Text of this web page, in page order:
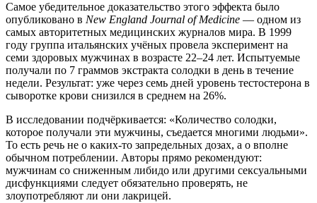
Самое убедительное доказательство этого эффекта было
опубликовано в New England Journal of Medicine — одном из
самых авторитетных медицинских журналов мира. В 1999
году группа итальянских учёных провела эксперимент на
семи здоровых мужчинах в возрасте 22–24 лет. Испытуемые
получали по 7 граммов экстракта солодки в день в течение
недели. Результат: уже через семь дней уровень тестостерона в
сыворотке крови снизился в среднем на 26%.
В исследовании подчёркивается: «Количество солодки,
которое получали эти мужчины, съедается многими людьми».
То есть речь не о каких-то запредельных дозах, а о вполне
обычном потреблении. Авторы прямо рекомендуют:
мужчинам со сниженным либидо или другими сексуальными
дисфункциями следует обязательно проверять, не
злоупотребляют ли они лакрицей.